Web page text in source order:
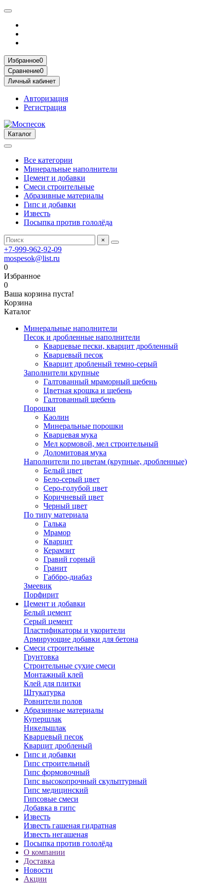
Избранное0
Сравнение0
Личный кабинет
Авторизация
Регистрация
Каталог
Все категории
Минеральные наполнители
Цемент и добавки
Смеси строительные
Абразивные материалы
Гипс и добавки
Известь
Посыпка против гололёда
×
+7-999-962-92-09
mospesok@list.ru
0
Избранное
0
Ваша корзина пуста!
Корзина
Каталог
Минеральные наполнители
Песок и дробленные наполнители
Кварцевые пески, кварцит дробленный
Кварцевый песок
Кварцит дробленый темно-серый
Заполнители крупные
Галтованный мраморный щебень
Цветная крошка и щебень
Галтованный щебень
Порошки
Каолин
Минеральные порошки
Кварцевая мука
Мел кормовой, мел строительный
Доломитовая мука
Наполнители по цветам (крупные, дробленные)
Белый цвет
Бело-серый цвет
Серо-голубой цвет
Коричневый цвет
Черный цвет
По типу материала
Галька
Мрамор
Кварцит
Керамзит
Гравий горный
Гранит
Габбро-диабаз
Змеевик
Порфирит
Цемент и добавки
Белый цемент
Серый цемент
Пластификаторы и укорители
Армирующие добавки для бетона
Смеси строительные
Грунтовка
Строительные сухие смеси
Монтажный клей
Клей для плитки
Штукатурка
Ровнители полов
Абразивные материалы
Купершлак
Никельшлак
Кварцевый песок
Кварцит дробленый
Гипс и добавки
Гипс строительный
Гипс формовочный
Гипс высокопрочный скульптурный
Гипс медицинский
Гипсовые смеси
Добавка в гипс
Известь
Известь гашеная гидратная
Известь негашеная
Посыпка против гололёда
О компании
Доставка
Новости
Акции